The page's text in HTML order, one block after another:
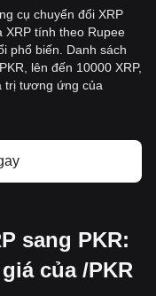
cụ chuyển đổi XRP
XRP tính theo Rupee
phổ biến. Danh sách
lên đến 10000 XRP,
trị tương ứng của
sang PKR:
của /PKR